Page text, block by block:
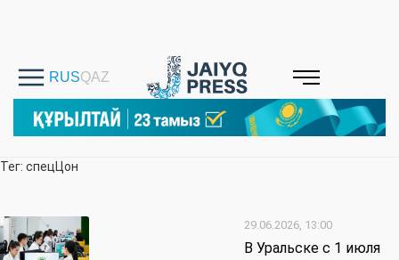
Тег: спецЦон
29.06.2026, 13:00
В Уральске с 1 июля